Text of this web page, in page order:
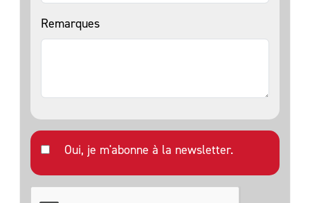
Remarques
Oui, je m'abonne à la newsletter.